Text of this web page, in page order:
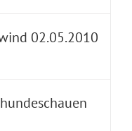
02.05.2010